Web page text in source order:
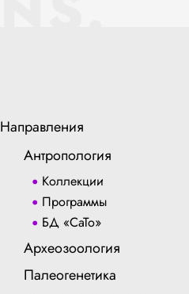
Направления
Антропология
Коллекции
Программы
БД «СаТо»
Археозоология
Палеогенетика